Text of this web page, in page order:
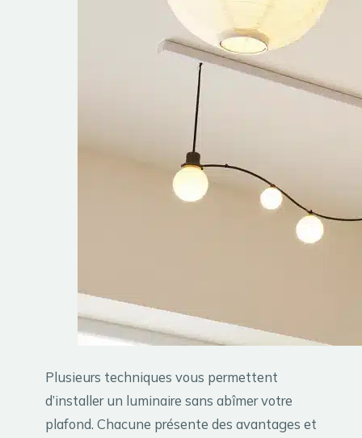
Plusieurs techniques vous permettent
d’installer un luminaire sans abîmer votre
plafond. Chacune présente des avantages et